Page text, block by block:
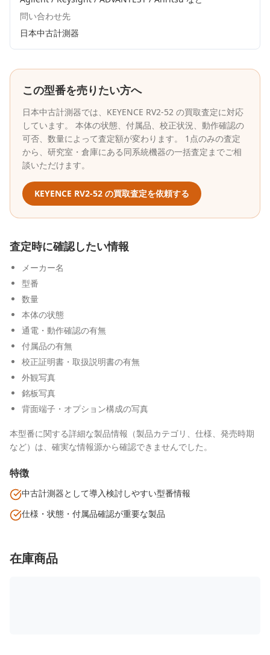
問い合わせ先
日本中古計測器
この型番を売りたい方へ
日本中古計測器では、 KEYENCE RV2-52 の買取査定に対応
しています。 本体の状態、付属品、校正状況、動作確認の
可否、数量によって査定額が変わります。 1点のみの査定
から、研究室・倉庫にある同系統機器の一括査定までご相
談いただけます。
KEYENCE RV2-52 の買取査定を依頼する
査定時に確認したい情報
メーカー名
型番
数量
本体の状態
通電・動作確認の有無
付属品の有無
校正証明書・取扱説明書の有無
外観写真
銘板写真
背面端子・オプション構成の写真
本型番に関する詳細な製品情報（製品カテゴリ、仕様、発売時期
など）は、確実な情報源から確認できませんでした。
特徴
中古計測器として導入検討しやすい型番情報
仕様・状態・付属品確認が重要な製品
在庫商品